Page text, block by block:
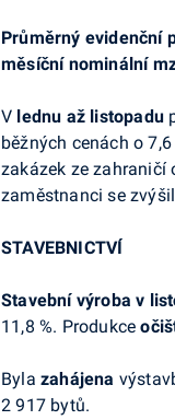
Průměrný evidenční
měsíční nominální
V lednu až listopadu
běžných cenách o
zakázek ze zahraničí
zaměstnanci se
STAVEBNICTVÍ
Stavební výroba v
11,8 %. Produkce
Byla zahájena
2 917 bytů.